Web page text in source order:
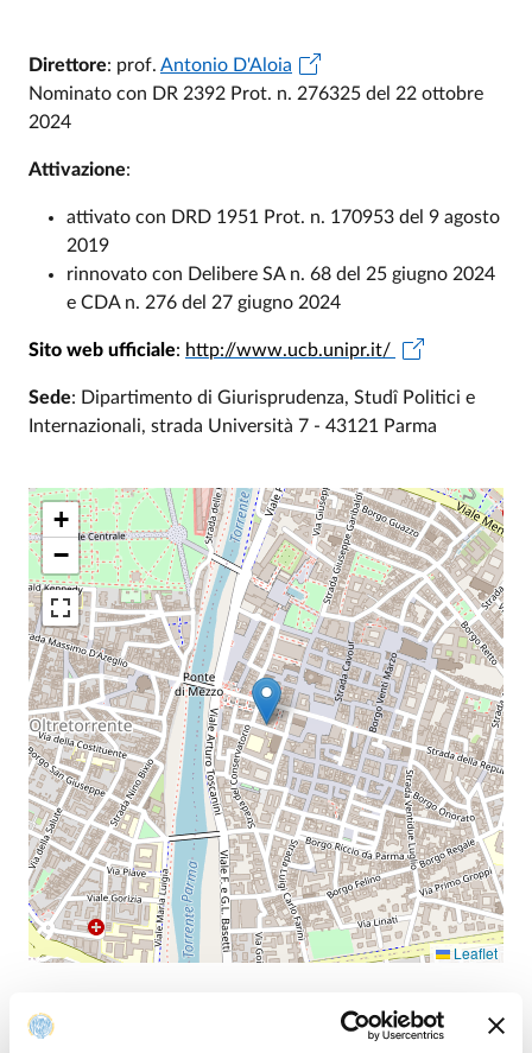
Direttore: prof. Antonio D'Aloia
Nominato con DR 2392 Prot. n. 276325 del 22 ottobre
2024
Attivazione:
attivato con DRD 1951 Prot. n. 170953 del 9 agosto
2019
rinnovato con Delibere SA n. 68 del 25 giugno 2024
e CDA n. 276 del 27 giugno 2024
Sito web ufficiale: http://www.ucb.unipr.it/
Sede: Dipartimento di Giurisprudenza, Studî Politici e
Internazionali, strada Università 7 - 43121 Parma
+
−
Leaflet